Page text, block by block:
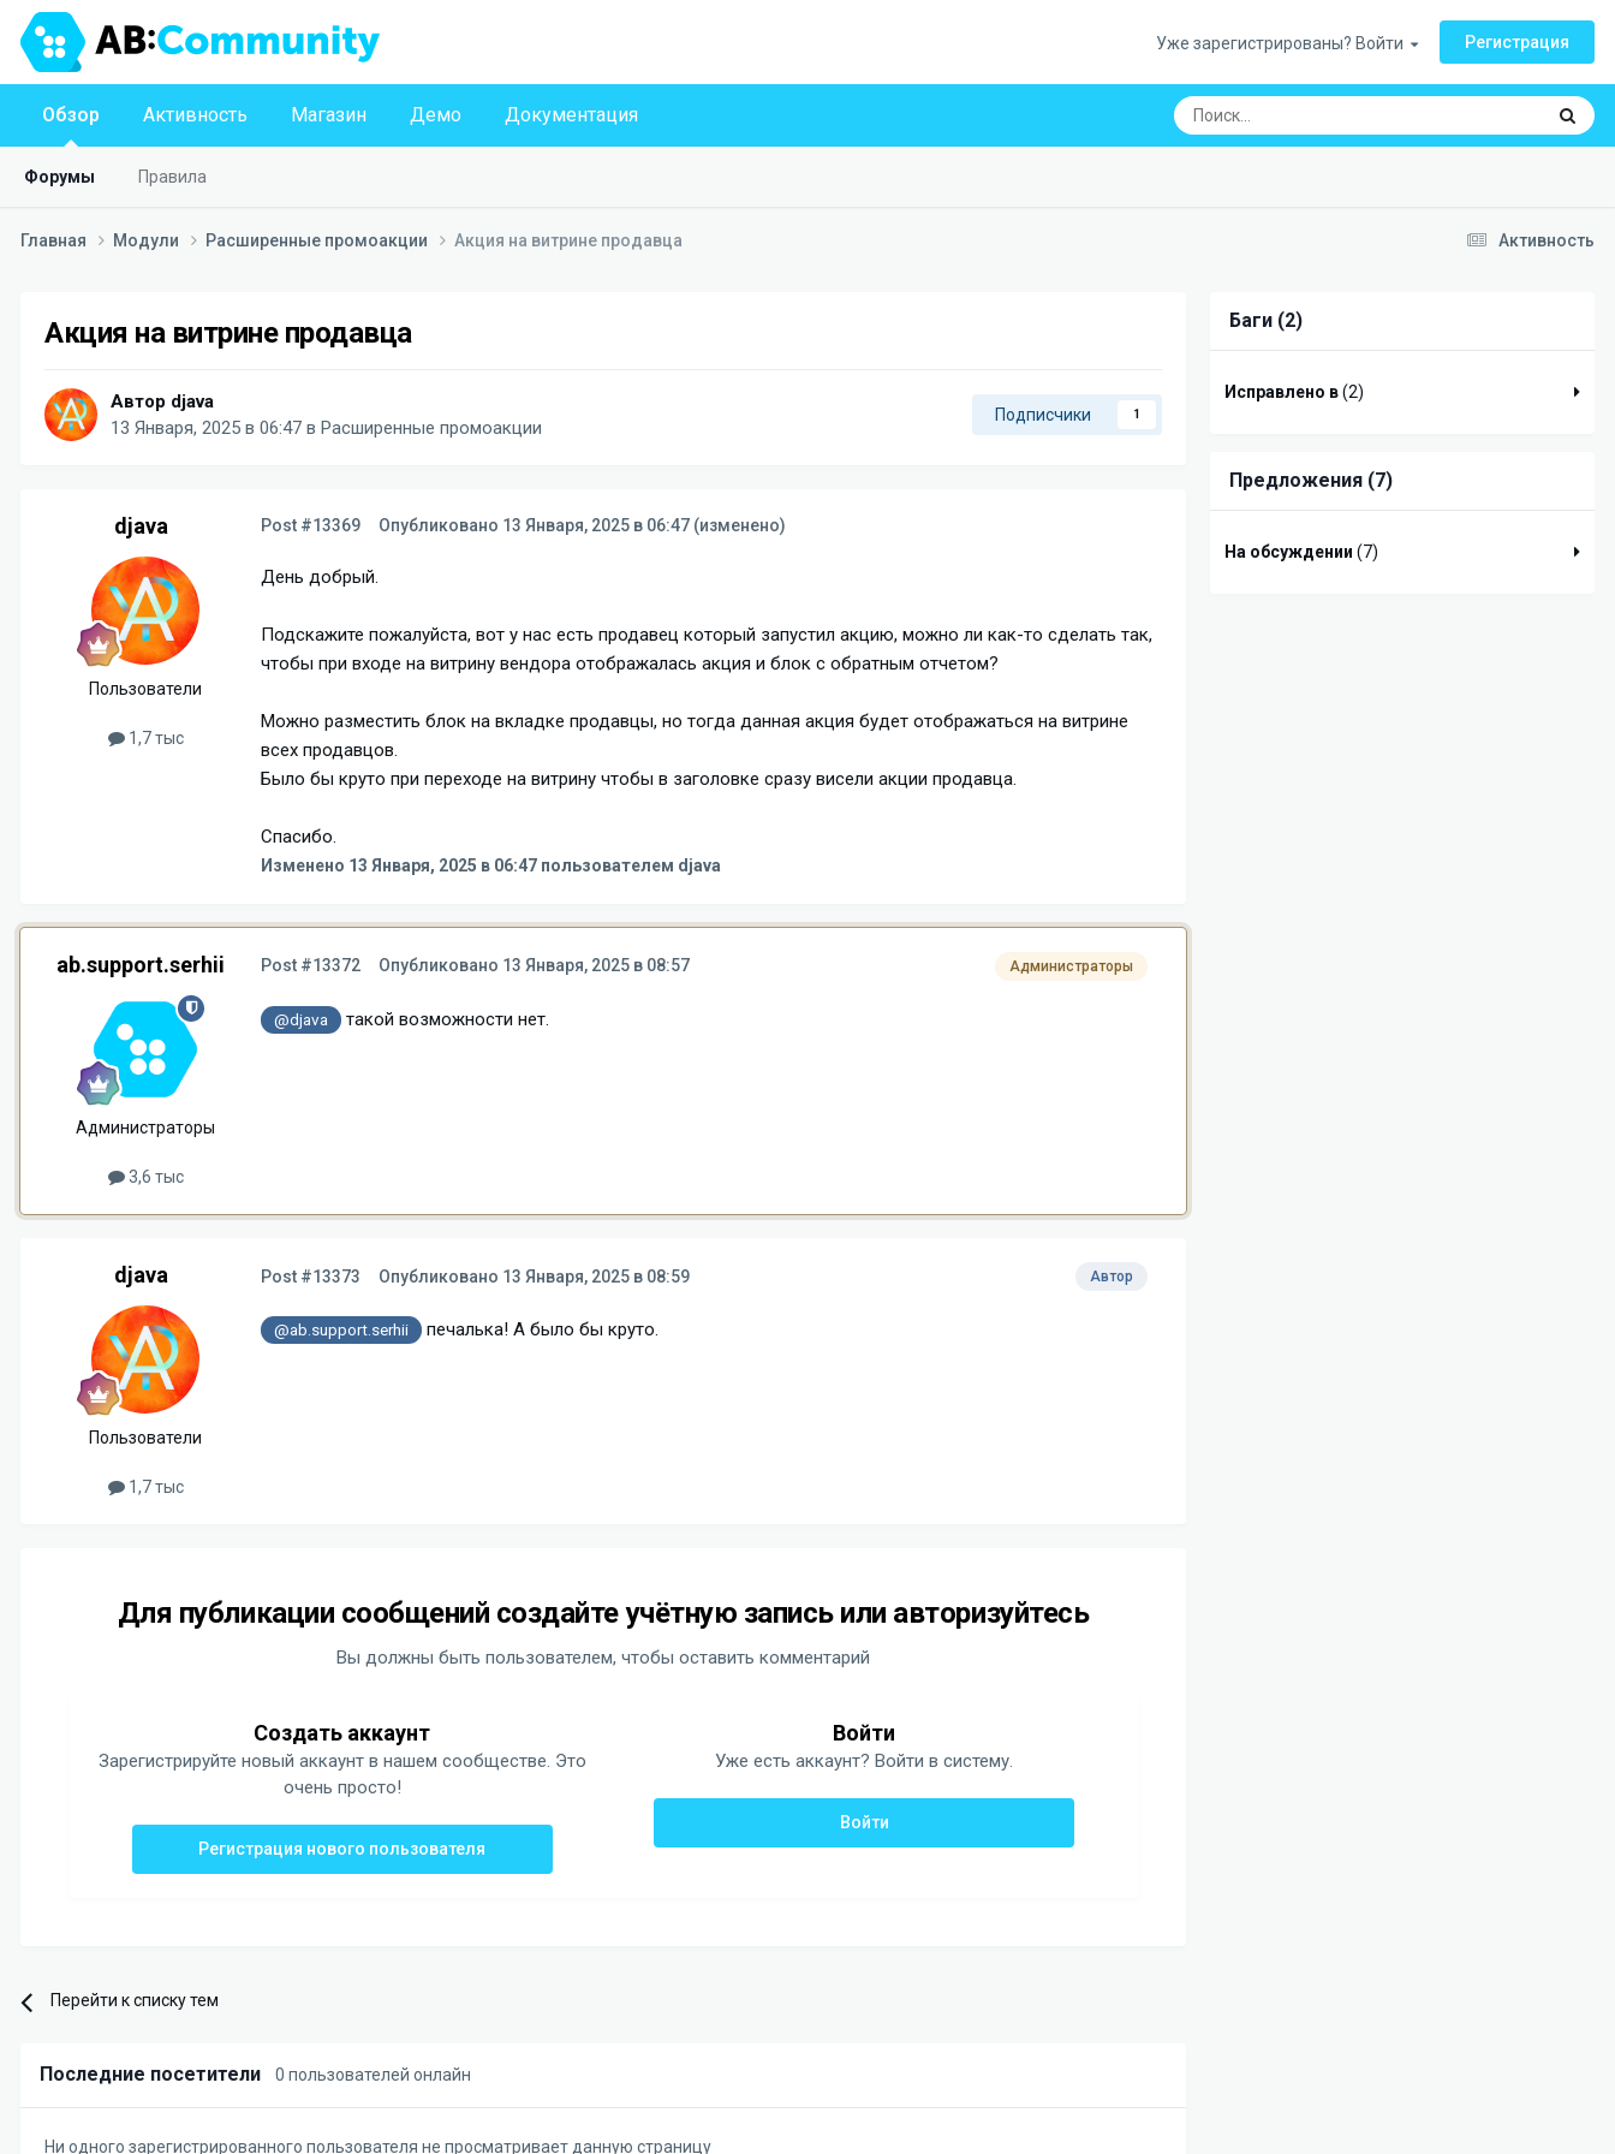
Уже зарегистрированы? Войти Регистрация
Обзор
Форумы Правила
Активность Магазин Демо Документация
Активность
Главная Модули Расширенные промоакции Акция на витрине продавца
Акция на витрине продавца
Автор djava
13 Января, 2025 в 06:47 в Расширенные промоакции
Подписчики 1
djava
Пользователи
1,7 тыс
Post #13369 Опубликовано 13 Января, 2025 в 06:47 (изменено)
День добрый.
Подскажите пожалуйста, вот у нас есть продавец который запустил акцию, можно ли как-то сделать так,
чтобы при входе на витрину вендора отображалась акция и блок с обратным отчетом?
Можно разместить блок на вкладке продавцы, но тогда данная акция будет отображаться на витрине
всех продавцов.
Было бы круто при переходе на витрину чтобы в заголовке сразу висели акции продавца.
Спасибо.
Изменено 13 Января, 2025 в 06:47 пользователем djava
ab.support.serhii
Администраторы
3,6 тыс
Администраторы
Post #13372 Опубликовано 13 Января, 2025 в 08:57
@djava такой возможности нет.
djava
Пользователи
1,7 тыс
Автор
Post #13373 Опубликовано 13 Января, 2025 в 08:59
@ab.support.serhii печалька! А было бы круто.
Для публикации сообщений создайте учётную запись или авторизуйтесь
Вы должны быть пользователем, чтобы оставить комментарий
Создать аккаунт
Зарегистрируйте новый аккаунт в нашем сообществе. Это
очень просто!
Регистрация нового пользователя
Войти
Уже есть аккаунт? Войти в систему.
Войти
Перейти к списку тем
Последние посетители 0 пользователей онлайн
Ни одного зарегистрированного пользователя не просматривает данную страницу
Баги (2)
Исправлено в(2)
Предложения (7)
На обсуждении (7)